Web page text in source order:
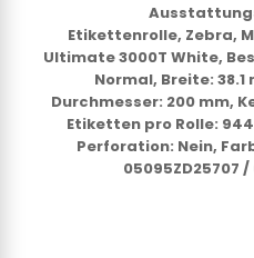
Etikettenrolle, Zebra,
Ultimate 3000T White,
Normal, Breite: 38.1
Durchmesser: 200 mm,
Etiketten pro Rolle:
Perforation: Nein,
05095ZD25707